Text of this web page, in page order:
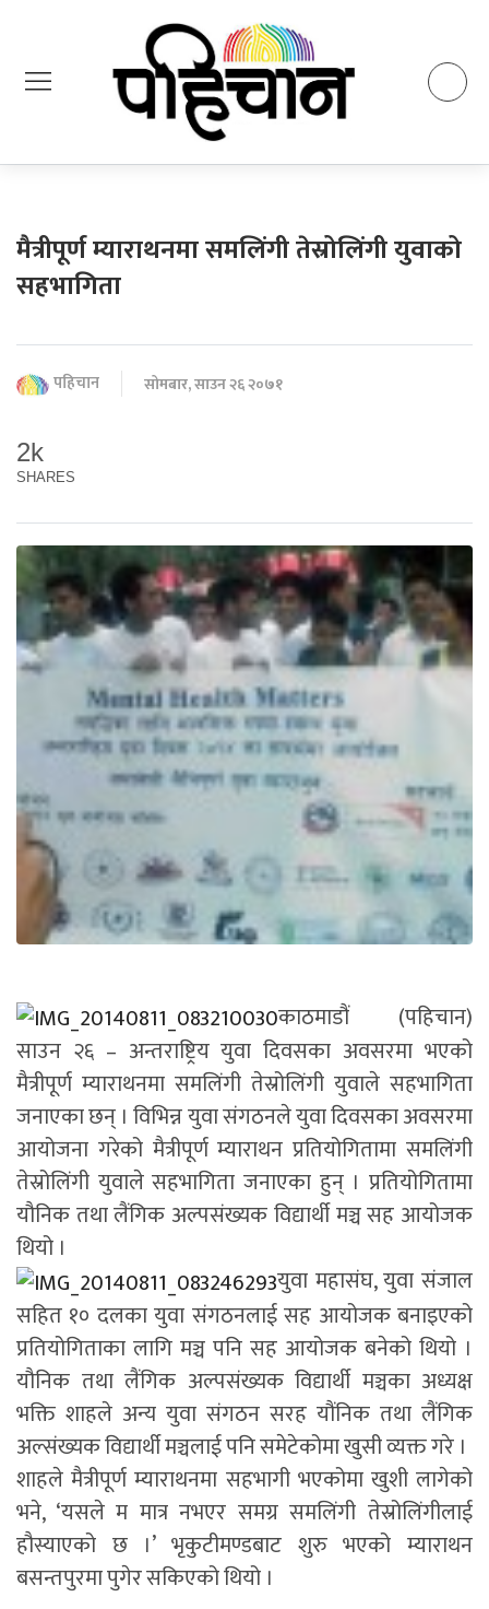
मैत्रीपूर्ण म्याराथनमा समलिंगी तेस्रोलिंगी युवाको
सहभागिता
पहिचान सोमबार, साउन २६ २०७१
2k
SHARES
काठमाडौं (पहिचान)
साउन २६ – अन्तराष्ट्रिय युवा दिवसका अवसरमा भएको
मैत्रीपूर्ण म्याराथनमा समलिंगी तेस्रोलिंगी युवाले सहभागिता
जनाएका छन् । विभिन्न युवा संगठनले युवा दिवसका अवसरमा
आयोजना गरेको मैत्रीपूर्ण म्याराथन प्रतियोगितामा समलिंगी
तेस्रोलिंगी युवाले सहभागिता जनाएका हुन् । प्रतियोगितामा
यौनिक तथा लैंगिक अल्पसंख्यक विद्यार्थी मञ्च सह आयोजक
थियो ।
युवा महासंघ, युवा संजाल
सहित १० दलका युवा संगठनलाई सह आयोजक बनाइएको
प्रतियोगिताका लागि मञ्च पनि सह आयोजक बनेको थियो ।
यौनिक तथा लैंगिक अल्पसंख्यक विद्यार्थी मञ्चका अध्यक्ष
भक्ति शाहले अन्य युवा संगठन सरह यौंनिक तथा लैंगिक
अल्संख्यक विद्यार्थी मञ्चलाई पनि समेटेकोमा खुसी व्यक्त गरे ।
शाहले मैत्रीपूर्ण म्याराथनमा सहभागी भएकोमा खुशी लागेको
भने, ‘यसले म मात्र नभएर समग्र समलिंगी तेस्रोलिंगीलाई
हौस्याएको छ ।’ भृकुटीमण्डबाट शुरु भएको म्याराथन
बसन्तपुरमा पुगेर सकिएको थियो ।